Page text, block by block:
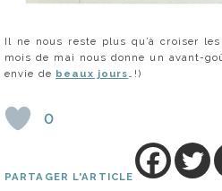
Il ne nous reste plus qu’à croiser
mois de mai nous donne un avant-
envie de beaux jours …!)
0
PARTAGER L'ARTICLE